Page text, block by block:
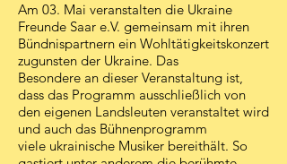
Am 03. Mai veranstalten die Ukraine
Freunde Saar e.V. gemeinsam mit ihren
Bündnispartnern ein Wohltätigkeitskonzert
zugunsten der Ukraine. Das
Besondere an dieser Veranstaltung ist,
dass das Programm ausschließlich von
den eigenen Landsleuten veranstaltet wird
und auch das Bühnenprogramm
viele ukrainische Musiker bereithält. So